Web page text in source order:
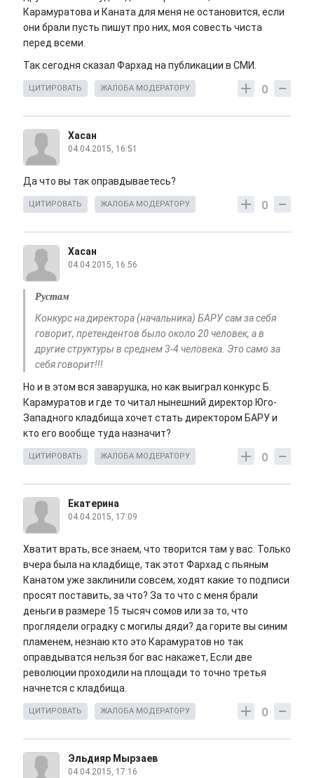
Карамуратова и Каната для меня не остановится, если
они брали пусть пишут про них, моя совесть чиста
перед всеми.
Так сегодня сказал Фархад на публикации в СМИ.
0
ЦИТИРОВАТЬ ЖАЛОБА МОДЕРАТОРУ
Хасан
04.04.2015, 16:51
Да что вы так оправдываетесь?
0
ЦИТИРОВАТЬ ЖАЛОБА МОДЕРАТОРУ
Хасан
04.04.2015, 16:56
Рустам
Конкурс на директора (начальника) БАРУ сам за себя
говорит, претендентов было около 20 человек, а в
другие структуры в среднем 3-4 человека. Это само за
себя говорит!!!
Но и в этом вся заварушка, но как выиграл конкурс Б.
Карамуратов и где то читал нынешний директор Юго-
Западного кладбища хочет стать директором БАРУ и
кто его вообще туда назначит?
0
ЦИТИРОВАТЬ ЖАЛОБА МОДЕРАТОРУ
Екатерина
04.04.2015, 17:09
Хватит врать, все знаем, что творится там у вас. Только
вчера была на кладбище, так этот Фархад с пьяным
Канатом уже заклинили совсем, ходят какие то подписи
просят поставить, за что? За то что с меня брали
деньги в размере 15 тысяч сомов или за то, что
проглядели оградку с могилы дяди? да горите вы синим
пламенем, незнаю кто это Карамуратов но так
оправдыватся нельзя бог вас накажет, Если две
революции проходили на площади то точно третья
начнется с кладбища.
0
ЦИТИРОВАТЬ ЖАЛОБА МОДЕРАТОРУ
Эльдияр Мырзаев
04.04.2015, 17:16